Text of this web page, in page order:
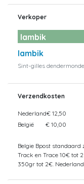
Verkoper
lambik
lambik
Sint-gilles dendermonde
Verzendkosten
Nederland€ 12,50
België
€ 10,00
Belgie Bpost standaard
Track en Trace 10€ tot
350gr tot 2€.